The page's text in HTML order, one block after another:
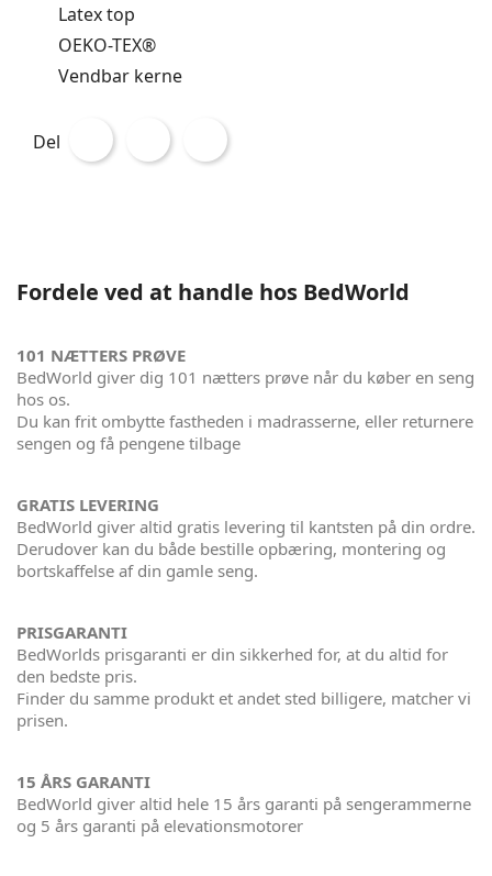
Latex top
OEKO-TEX®
Vendbar kerne
Del
Fordele ved at handle hos BedWorld
101 NÆTTERS PRØVE
BedWorld giver dig 101 nætters prøve når du køber en seng
hos os.
Du kan frit ombytte fastheden i madrasserne, eller returnere
sengen og få pengene tilbage
GRATIS LEVERING
BedWorld giver altid gratis levering til kantsten på din ordre.
Derudover kan du både bestille opbæring, montering og
bortskaffelse af din gamle seng.
PRISGARANTI
BedWorlds prisgaranti er din sikkerhed for, at du altid for
den bedste pris.
Finder du samme produkt et andet sted billigere, matcher vi
prisen.
15 ÅRS GARANTI
BedWorld giver altid hele 15 års garanti på sengerammerne
og 5 års garanti på elevationsmotorer